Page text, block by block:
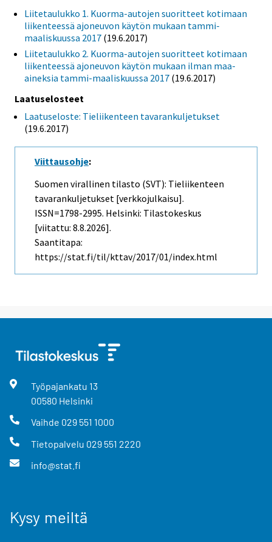
Liitetaulukko 1. Kuorma-autojen suoritteet kotimaan
liikenteessä ajoneuvon käytön mukaan tammi-
maaliskuussa 2017 (19.6.2017)
Liitetaulukko 2. Kuorma-autojen suoritteet kotimaan
liikenteessä ajoneuvon käytön mukaan ilman maa-
aineksia tammi-maaliskuussa 2017 (19.6.2017)
Laatuselosteet
Laatuseloste: Tieliikenteen tavarankuljetukset
(19.6.2017)
Viittausohje:
Suomen virallinen tilasto (SVT): Tieliikenteen
tavarankuljetukset [verkkojulkaisu].
ISSN=1798-2995. Helsinki: Tilastokeskus
[viitattu: 8.8.2026].
Saantitapa:
https://stat.fi/til/kttav/2017/01/index.html
Työpajankatu 13
00580 Helsinki
Vaihde 029 551 1000
Tietopalvelu 029 551 2220
info@stat.fi
Kysy meiltä